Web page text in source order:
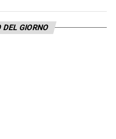
DEL GIORNO